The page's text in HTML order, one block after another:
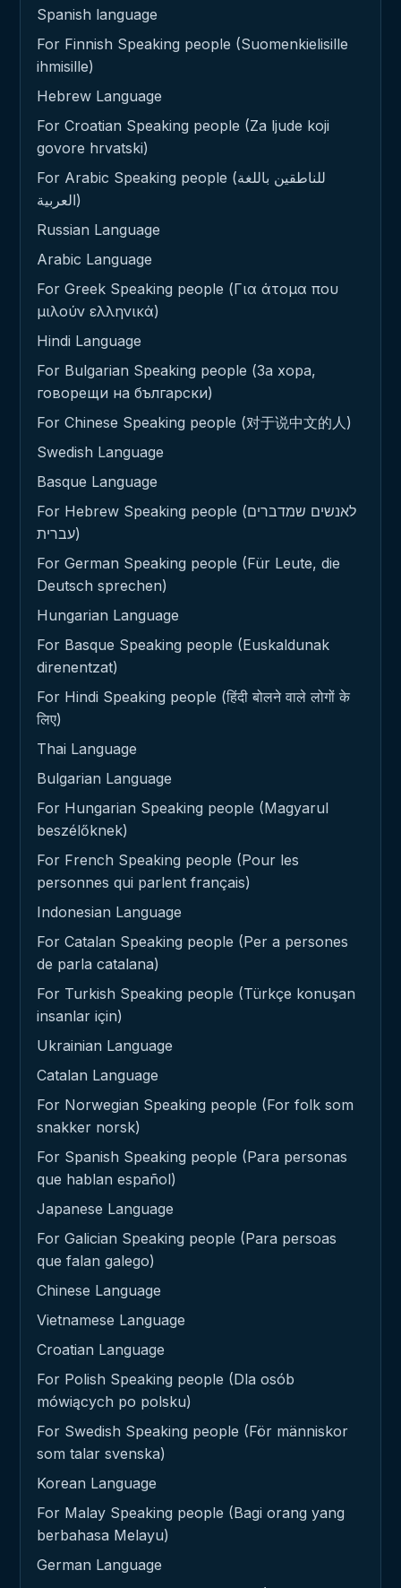
Spanish language
For Finnish Speaking people (Suomenkielisille
ihmisille)
Hebrew Language
For Croatian Speaking people (Za ljude koji
govore hrvatski)
For Arabic Speaking people (للناطقين باللغة
العربية)
Russian Language
Arabic Language
For Greek Speaking people (Για άτομα που
μιλούν ελληνικά)
Hindi Language
For Bulgarian Speaking people (За хора,
говорещи на български)
For Chinese Speaking people (对于说中文的人)
Swedish Language
Basque Language
For Hebrew Speaking people (לאנשים שמדברים
עברית)
For German Speaking people (Für Leute, die
Deutsch sprechen)
Hungarian Language
For Basque Speaking people (Euskaldunak
direnentzat)
For Hindi Speaking people (हिंदी बोलने वाले लोगों के
लिए)
Thai Language
Bulgarian Language
For Hungarian Speaking people (Magyarul
beszélőknek)
For French Speaking people (Pour les
personnes qui parlent français)
Indonesian Language
For Catalan Speaking people (Per a persones
de parla catalana)
For Turkish Speaking people (Türkçe konuşan
insanlar için)
Ukrainian Language
Catalan Language
For Norwegian Speaking people (For folk som
snakker norsk)
For Spanish Speaking people (Para personas
que hablan español)
Japanese Language
For Galician Speaking people (Para persoas
que falan galego)
Chinese Language
Vietnamese Language
Croatian Language
For Polish Speaking people (Dla osób
mówiących po polsku)
For Swedish Speaking people (För människor
som talar svenska)
Korean Language
For Malay Speaking people (Bagi orang yang
berbahasa Melayu)
German Language